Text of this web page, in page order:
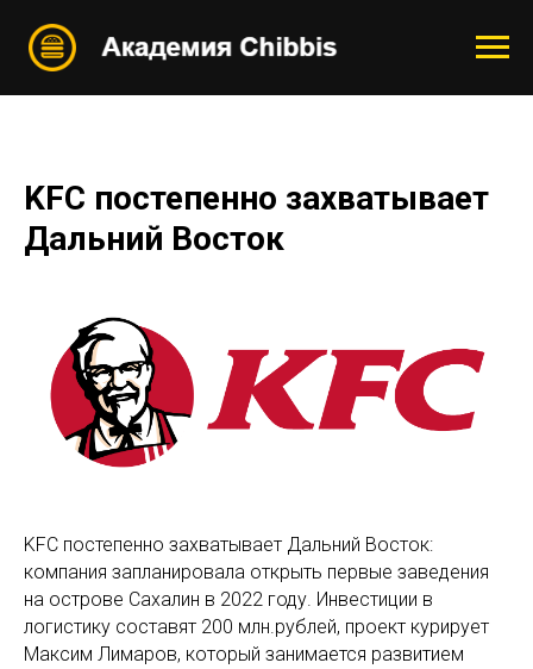
KFC постепенно захватывает
Дальний Восток
KFC постепенно захватывает Дальний Восток:
компания запланировала открыть первые заведения
на острове Сахалин в 2022 году. Инвестиции в
логистику составят 200 млн.рублей, проект курирует
Максим Лимаров, который занимается развитием